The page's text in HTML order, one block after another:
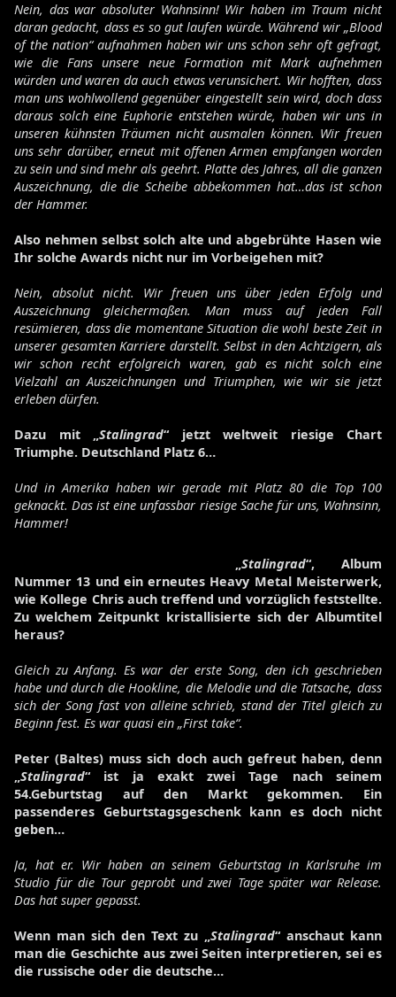
Nein, das war absoluter Wahnsinn! Wir haben im Traum nicht
daran gedacht, dass es so gut laufen würde. Während wir „Blood
of the nation“ aufnahmen haben wir uns schon sehr oft gefragt,
wie die Fans unsere neue Formation mit Mark aufnehmen
würden und waren da auch etwas verunsichert. Wir hofften, dass
man uns wohlwollend gegenüber eingestellt sein wird, doch dass
daraus solch eine Euphorie entstehen würde, haben wir uns in
unseren kühnsten Träumen nicht ausmalen können. Wir freuen
uns sehr darüber, erneut mit offenen Armen empfangen worden
zu sein und sind mehr als geehrt. Platte des Jahres, all die ganzen
Auszeichnung, die die Scheibe abbekommen hat…das ist schon
der Hammer.
Also nehmen selbst solch alte und abgebrühte Hasen wie
Ihr solche Awards nicht nur im Vorbeigehen mit?
Nein, absolut nicht. Wir freuen uns über jeden Erfolg und
Auszeichnung gleichermaßen. Man muss auf jeden Fall
resümieren, dass die momentane Situation die wohl beste Zeit in
unserer gesamten Karriere darstellt. Selbst in den Achtzigern, als
wir schon recht erfolgreich waren, gab es nicht solch eine
Vielzahl an Auszeichnungen und Triumphen, wie wir sie jetzt
erleben dürfen.
Dazu mit „Stalingrad“ jetzt weltweit riesige Chart
Triumphe. Deutschland Platz 6…
Und in Amerika haben wir gerade mit Platz 80 die Top 100
geknackt. Das ist eine unfassbar riesige Sache für uns, Wahnsinn,
Hammer!
„Stalingrad“, Album
Nummer 13 und ein erneutes Heavy Metal Meisterwerk,
wie Kollege Chris auch treffend und vorzüglich feststellte.
Zu welchem Zeitpunkt kristallisierte sich der Albumtitel
heraus?
Gleich zu Anfang. Es war der erste Song, den ich geschrieben
habe und durch die Hookline, die Melodie und die Tatsache, dass
sich der Song fast von alleine schrieb, stand der Titel gleich zu
Beginn fest. Es war quasi ein „First take“.
Peter (Baltes) muss sich doch auch gefreut haben, denn
„Stalingrad“ ist ja exakt zwei Tage nach seinem
54.Geburtstag auf den Markt gekommen. Ein
passenderes Geburtstagsgeschenk kann es doch nicht
geben…
Ja, hat er. Wir haben an seinem Geburtstag in Karlsruhe im
Studio für die Tour geprobt und zwei Tage später war Release.
Das hat super gepasst.
Wenn man sich den Text zu „Stalingrad“ anschaut kann
man die Geschichte aus zwei Seiten interpretieren, sei es
die russische oder die deutsche…